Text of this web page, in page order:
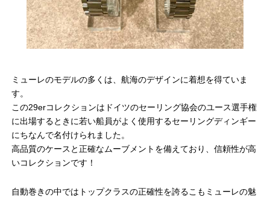
ミューレのモデルの多くは、航海のデザインに着想を得ていま
す。
この29erコレクションはドイツのセーリング協会のユース選手権
に出場するときに若い船員がよく使用するセーリングディンギー
にちなんで名付けられました。
高品質のケースと正確なムーブメントを備えており、信頼性が高
いコレクションです！
自動巻きの中ではトップクラスの正確性を誇るこもミューレの魅